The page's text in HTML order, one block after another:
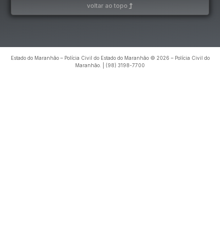
voltar ao topo
Estado do Maranhão – Polícia Civil do Estado do Maranhão © 2026 – Polícia Civil do
Maranhão. | (98) 3198-7700